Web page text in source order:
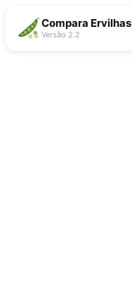
Compara Ervilhas
Versão 2.2